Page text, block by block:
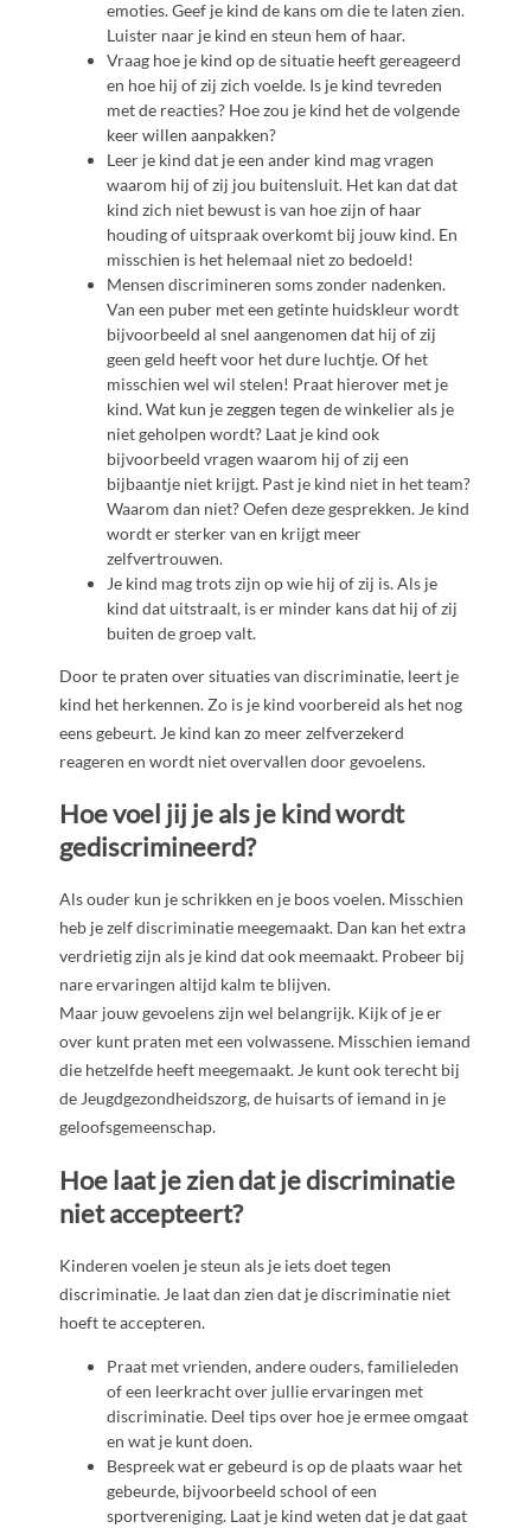
emoties. Geef je kind de kans om die te laten zien.
Luister naar je kind en steun hem of haar.
Vraag hoe je kind op de situatie heeft gereageerd
en hoe hij of zij zich voelde. Is je kind tevreden
met de reacties? Hoe zou je kind het de volgende
keer willen aanpakken?
Leer je kind dat je een ander kind mag vragen
waarom hij of zij jou buitensluit. Het kan dat dat
kind zich niet bewust is van hoe zijn of haar
houding of uitspraak overkomt bij jouw kind. En
misschien is het helemaal niet zo bedoeld!
Mensen discrimineren soms zonder nadenken.
Van een puber met een getinte huidskleur wordt
bijvoorbeeld al snel aangenomen dat hij of zij
geen geld heeft voor het dure luchtje. Of het
misschien wel wil stelen! Praat hierover met je
kind. Wat kun je zeggen tegen de winkelier als je
niet geholpen wordt? Laat je kind ook
bijvoorbeeld vragen waarom hij of zij een
bijbaantje niet krijgt. Past je kind niet in het team?
Waarom dan niet? Oefen deze gesprekken. Je kind
wordt er sterker van en krijgt meer
zelfvertrouwen.
Je kind mag trots zijn op wie hij of zij is. Als je
kind dat uitstraalt, is er minder kans dat hij of zij
buiten de groep valt.
Door te praten over situaties van discriminatie, leert je
kind het herkennen. Zo is je kind voorbereid als het nog
eens gebeurt. Je kind kan zo meer zelfverzekerd
reageren en wordt niet overvallen door gevoelens.
Hoe voel jij je als je kind wordt
gediscrimineerd?
Als ouder kun je schrikken en je boos voelen. Misschien
heb je zelf discriminatie meegemaakt. Dan kan het extra
verdrietig zijn als je kind dat ook meemaakt. Probeer bij
nare ervaringen altijd kalm te blijven.
Maar jouw gevoelens zijn wel belangrijk. Kijk of je er
over kunt praten met een volwassene. Misschien iemand
die hetzelfde heeft meegemaakt. Je kunt ook terecht bij
de Jeugdgezondheidszorg, de huisarts of iemand in je
geloofsgemeenschap.
Hoe laat je zien dat je discriminatie
niet accepteert?
Kinderen voelen je steun als je iets doet tegen
discriminatie. Je laat dan zien dat je discriminatie niet
hoeft te accepteren.
Praat met vrienden, andere ouders, familieleden
of een leerkracht over jullie ervaringen met
discriminatie. Deel tips over hoe je ermee omgaat
en wat je kunt doen.
Bespreek wat er gebeurd is op de plaats waar het
gebeurde, bijvoorbeeld school of een
sportvereniging. Laat je kind weten dat je dat gaat